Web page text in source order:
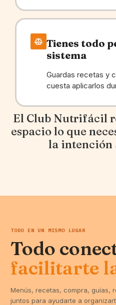
Tienes todo
sistema
Guardas recetas y
cuesta aplicarlos
El Club Nutrifácil
espacio lo que
la intención
TODO EN UN MISMO LUGAR
Todo
facilitarte
Menús, recetas, compra, guías,
juntos para ayudarte a